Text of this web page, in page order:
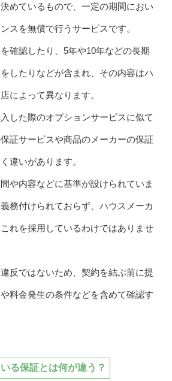
めているもので、一定の期間におい
スを無償で行うサービスです。
確認したり、5年や10年などの長期
したりなどが含まれ、その内容はハ
によって異なります。
した際のオプションサービスに似て
証サービスや商品のメーカーの保証
違いがあります。
や内容などに基準が設けられていま
務付けられておらず、ハウスメーカ
れを採用しているわけではありませ
反ではないため、契約を結ぶ前に提
料金発生の条件などを含めて確認す
る保証とは何が違う？